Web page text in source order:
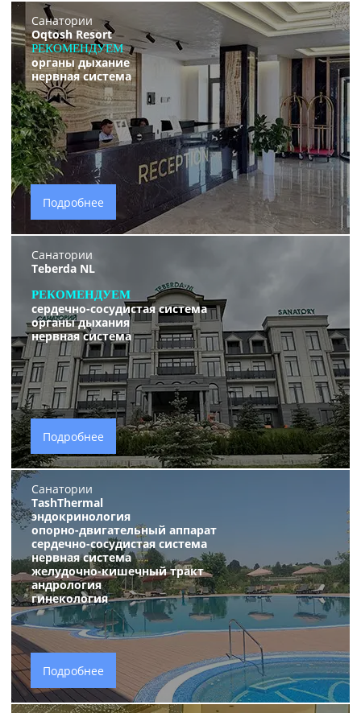
Санатории
Oqtosh Resort
РЕКОМЕНДУЕМ
органы дыхание
нервная система
Подробнее
Санатории
Teberda NL
РЕКОМЕНДУЕМ
сердечно-сосудистая система
органы дыхания
нервная система
Подробнее
Санатории
TashThermal
эндокринология
опорно-двигательный аппарат
сердечно-сосудистая система
нервная система
желудочно-кишечный тракт
андрология
гинекология
Подробнее